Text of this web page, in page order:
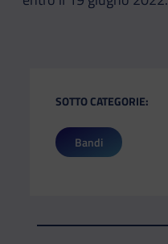
SOTTO CATEGORIE:
Bandi